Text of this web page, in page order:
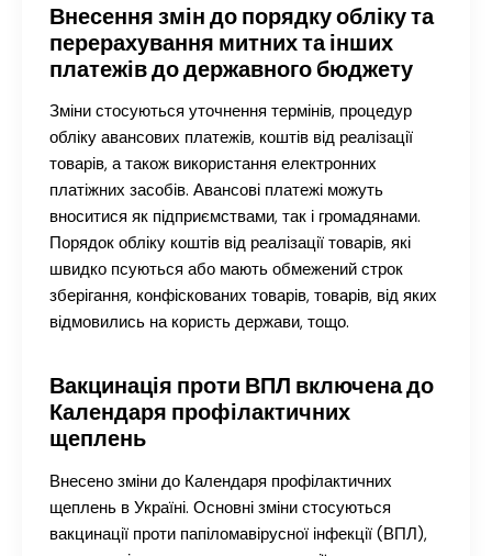
Внесення змін до порядку обліку та
перерахування митних та інших
платежів до державного бюджету
Зміни стосуються уточнення термінів, процедур
обліку авансових платежів, коштів від реалізації
товарів, а також використання електронних
платіжних засобів. Авансові платежі можуть
вноситися як підприємствами, так і громадянами.
Порядок обліку коштів від реалізації товарів, які
швидко псуються або мають обмежений строк
зберігання, конфіскованих товарів, товарів, від яких
відмовились на користь держави, тощо.
Вакцинація проти ВПЛ включена до
Календаря профілактичних
щеплень
Внесено зміни до Календаря профілактичних
щеплень в Україні. Основні зміни стосуються
вакцинації проти папіломавірусної інфекції (ВПЛ),